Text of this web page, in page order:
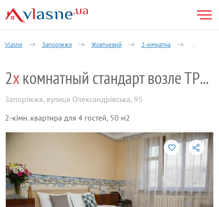
Vlasne Запоріжжя Жовтневий 2-кімнатна 2х
2х комнатный стандарт возле ТРЦ Аврора
Запоріжжя, вулиця Олександрівська, 95
2-кімн. квартира для 4 гостей, 50 м2